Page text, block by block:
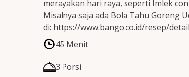
merayakan hari raya, seperti Imlek
Misalnya saja ada Bola Tahu Goreng
di: https://www.bango.co.id/resep/
45 Menit
3 Porsi